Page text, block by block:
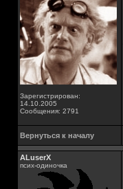
Зарегистрирован:
14.10.2005
Сообщения: 2791
Вернуться к началу
ALuserX
псих-одиночка